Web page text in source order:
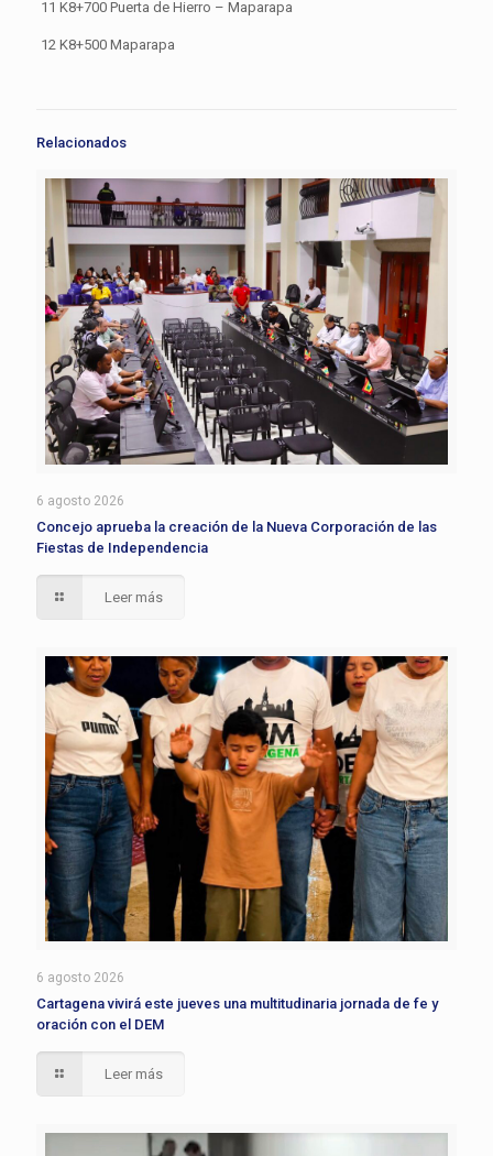
11 K8+700 Puerta de Hierro – Maparapa
12 K8+500 Maparapa
Relacionados
6 agosto 2026
Concejo aprueba la creación de la Nueva Corporación de las
Fiestas de Independencia
Leer más
6 agosto 2026
Cartagena vivirá este jueves una multitudinaria jornada de fe y
oración con el DEM
Leer más